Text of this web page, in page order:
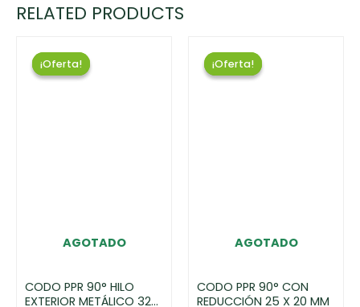
RELATED PRODUCTS
¡Oferta!
AGOTADO
¡Oferta!
CODO PPR 90° HILO
EXTERIOR METÁLICO 32
¡Oferta!
AGOTADO
¡Oferta!
CODO PPR 90° CON
REDUCCIÓN 25 X 20 MM